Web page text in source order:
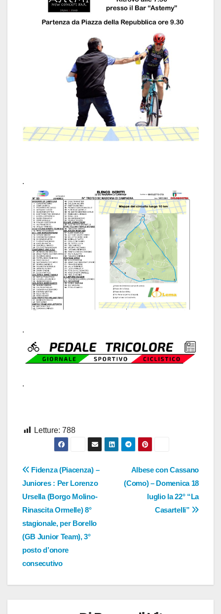
.
.
.
Letture: 788
Navigazione
articoli
Albese con Cassano
(Como) – Domenica 18
luglio la 22° “La
Casartelli”
Fidenza (Piacenza) –
Juniores : Per Lorenzo
Ursella (Borgo Molino-
Rinascita Ormelle) 8°
stagionale, per Borello
(GB Junior Team), 3°
posto d’onore
consecutivo